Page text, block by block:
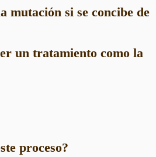
mutación si se concibe de
un tratamiento como la
proceso?